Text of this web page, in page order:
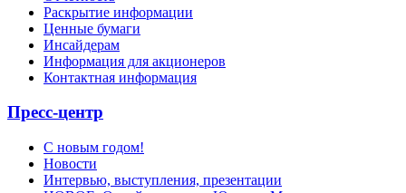
Раскрытие информации
Ценные бумаги
Инсайдерам
Информация для акционеров
Контактная информация
Пресс-центр
С новым годом!
Новости
Интервью, выступления, презентации